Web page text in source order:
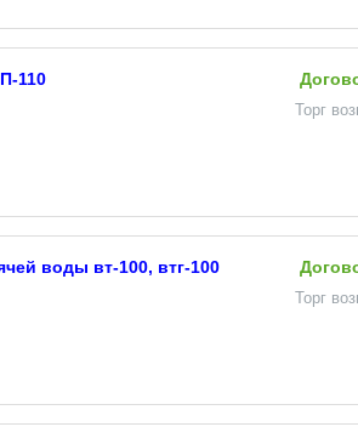
110
Торг
воды вт-100, втг-100
Торг